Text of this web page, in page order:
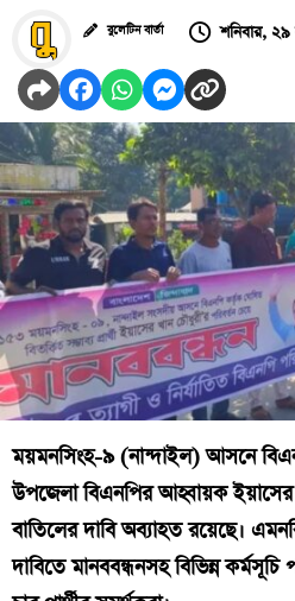
বুলেটিন বার্তা শনিবার,
ময়মনসিংহ-৯ (নান্দাইল) আসনে
উপজেলা বিএনপির আহ্বায়ক
বাতিলের দাবি অব্যাহত রয়েছে।
দাবিতে মানববন্ধনসহ বিভিন্ন